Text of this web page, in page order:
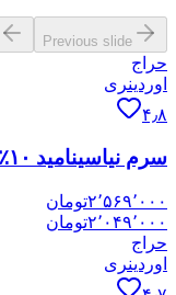
Previous slide
حراج
اوردینری
۴٫۸
سرم نیاسینامید ۱۰٪ + زینک ۱٪ اوردینری
۲٬۵۶۹٬۰۰۰تومان
۲٬۰۴۹٬۰۰۰تومان
حراج
اوردینری